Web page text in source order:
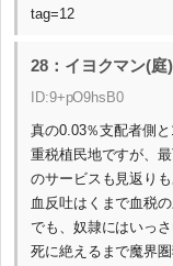
tag=12
28：イヨクマン(庭
ID:9+pO9hsB0
真の0.03％支配者側
重税植民地ですが、
のサービスも見返りも
血反吐はくまで血税
でも、奴隷にはいっ
死に絶えるまで魔界